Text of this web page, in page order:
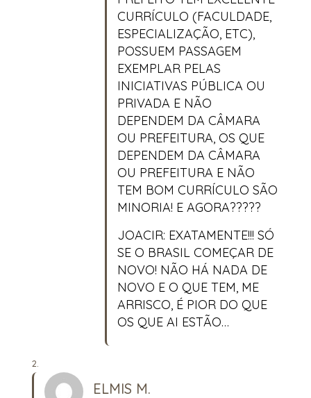
CURRÍCULO (FACULDADE,
ESPECIALIZAÇÃO, ETC),
POSSUEM PASSAGEM
EXEMPLAR PELAS
INICIATIVAS PÚBLICA OU
PRIVADA E NÃO
DEPENDEM DA CÂMARA
OU PREFEITURA, OS QUE
DEPENDEM DA CÂMARA
OU PREFEITURA E NÃO
TEM BOM CURRÍCULO SÃO
MINORIA! E AGORA?????
JOACIR: EXATAMENTE!!! SÓ
SE O BRASIL COMEÇAR DE
NOVO! NÃO HÁ NADA DE
NOVO E O QUE TEM, ME
ARRISCO, É PIOR DO QUE
OS QUE AI ESTÃO…
ELMIS M.